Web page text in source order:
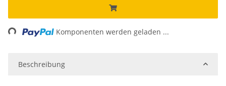
Komponenten werden geladen ...
Beschreibung